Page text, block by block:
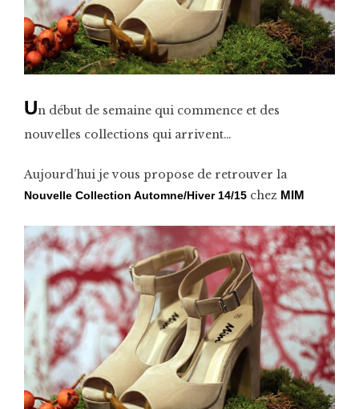
Un début de semaine qui commence et des
nouvelles collections qui arrivent…
Aujourd’hui je vous propose de retrouver la
Nouvelle Collection Automne/Hiver 14/15 chez MIM